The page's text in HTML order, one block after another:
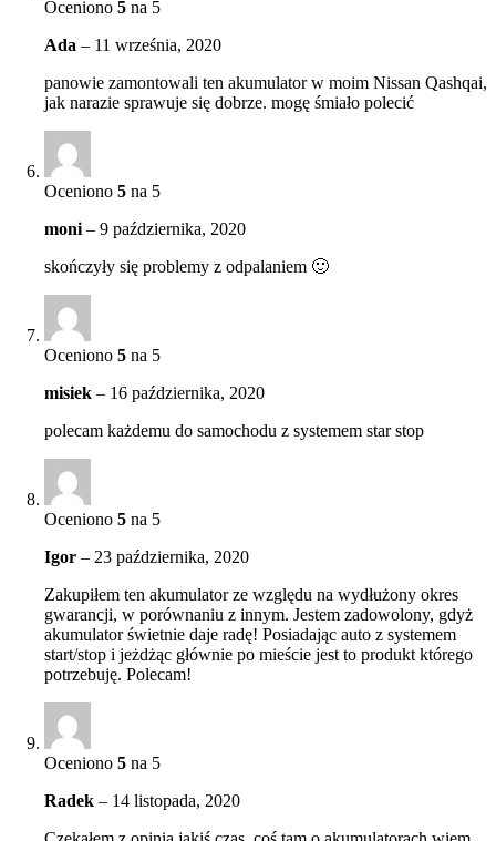
Oceniono 5 na 5
Ada – 11 września, 2020
panowie zamontowali ten akumulator w moim Nissan Qashqai,
jak narazie sprawuje się dobrze. mogę śmiało polecić
Oceniono 5 na 5
moni – 9 października, 2020
skończyły się problemy z odpalaniem 🙂
Oceniono 5 na 5
misiek – 16 października, 2020
polecam każdemu do samochodu z systemem star stop
Oceniono 5 na 5
Igor – 23 października, 2020
Zakupiłem ten akumulator ze względu na wydłużony okres
gwarancji, w porównaniu z innym. Jestem zadowolony, gdyż
akumulator świetnie daje radę! Posiadając auto z systemem
start/stop i jeżdżąc głównie po mieście jest to produkt którego
potrzebuję. Polecam!
Oceniono 5 na 5
Radek – 14 listopada, 2020